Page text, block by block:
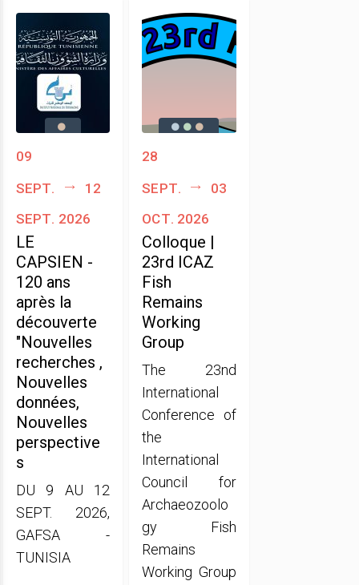
09
sept.
12
sept. 2026
LE
CAPSIEN -
120 ans
après la
découverte
"Nouvelles
recherches ,
Nouvelles
données,
Nouvelles
perspective
s
DU 9 AU 12
SEPT. 2026,
GAFSA -
TUNISIA
28
sept.
03
oct. 2026
Colloque |
23rd ICAZ
Fish
Remains
Working
Group
The 23nd
International
Conference of
the
International
Council for
Archaeozoolo
gy Fish
Remains
Working Group